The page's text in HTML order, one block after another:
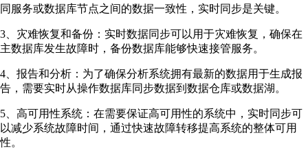
同服务或数据库节点之间的数据一致性，实时同步是关键。
3、灾难恢复和备份：实时数据同步可以用于灾难恢复，确保在
主数据库发生故障时，备份数据库能够快速接管服务。
4、报告和分析：为了确保分析系统拥有最新的数据用于生成报
告，需要实时从操作数据库同步数据到数据仓库或数据湖。
5、高可用性系统：在需要保证高可用性的系统中，实时同步可
以减少系统故障时间，通过快速故障转移提高系统的整体可用
性。